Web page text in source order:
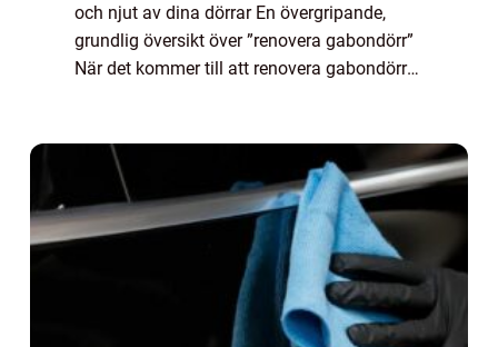
och njut av dina dörrar En övergripande,
grundlig översikt över ”renovera gabondörr”
När det kommer till att renovera gabondörrer